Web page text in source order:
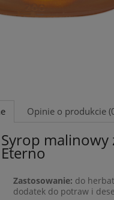
Opinie o produkcie
Syrop
Eterno
Zastosowanie: do
dodatek do potraw i